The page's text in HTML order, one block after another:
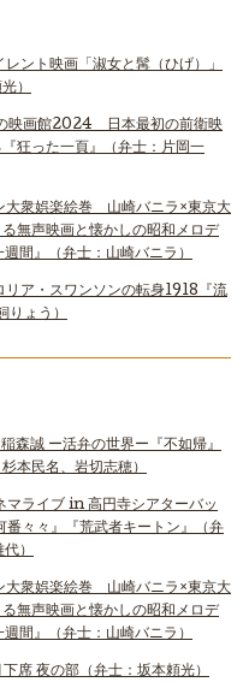
レント映画「淑女と髯（ひげ）」
）
の映画館2024 日本最初の前衛映
狂った一頁』（弁士：片岡一
大衆娯楽絵巻 山崎バニラ×東京大
無声映画と懐かしの昭和メロデ
間』（弁士：山崎バニラ）
ア・スワンソンの転身1918『流
りょう）
森誠 ー活弁の世界ー『不如帰』
本民名、岩切志穂）
マライブ in 高円寺シアターバッ
々々』『荒武者キートン』（弁
）
大衆娯楽絵巻 山崎バニラ×東京大
無声映画と懐かしの昭和メロデ
間』（弁士：山崎バニラ）
席 夜の部（弁士：坂本頼光）